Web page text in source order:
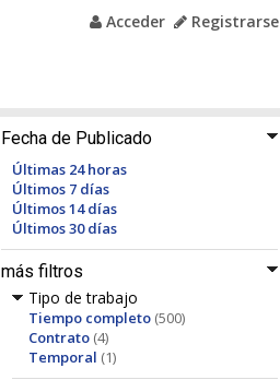
Acceder Registrarse
Fecha de Publicado
Últimas 24 horas
Últimos 7 días
Últimos 14 días
Últimos 30 días
más filtros
Tipo de trabajo
Tiempo completo (500)
Contrato (4)
Temporal (1)